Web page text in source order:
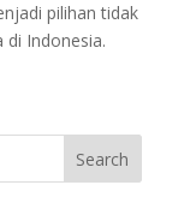
pilihan tidak
Indonesia.